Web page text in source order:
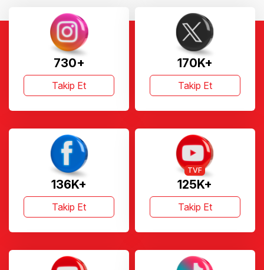
730+
Takip Et
170K+
Takip Et
136K+
Takip Et
125K+
TVF
Takip Et